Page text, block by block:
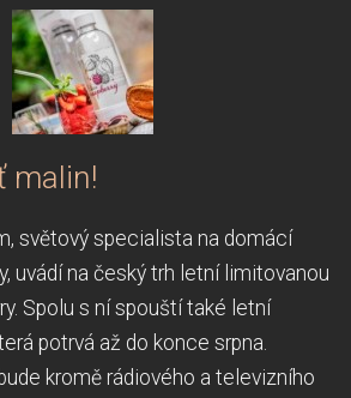
malin!
světový specialista na domácí
uvádí na český trh letní limitovanou
Spolu s ní spouští také letní
potrvá až do konce srpna.
kromě rádiového a televizního